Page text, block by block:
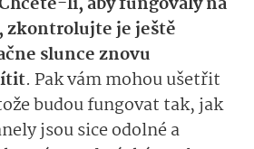
zkontrolujte je ještě
slunce znovu
. Pak vám mohou ušetřit
budou fungovat tak, jak
jsou sice odolné a